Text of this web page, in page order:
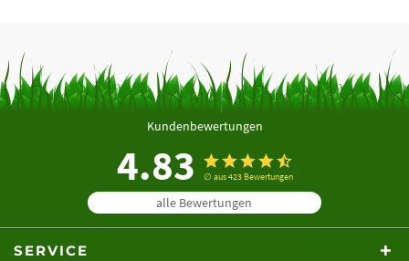
Kundenbewertungen
4.83 ∅ aus 423 Bewertungen
alle Bewertungen
SERVICE